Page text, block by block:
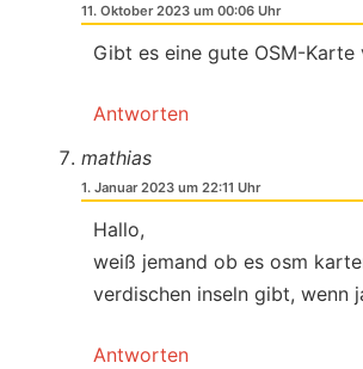
11. Oktober 2023 um 00:06 Uhr
Gibt es eine gute OSM-Karte
Antworten
mathias
1. Januar 2023 um 22:11 Uhr
Hallo,
weiß jemand ob es osm
verdischen inseln gibt, wenn
Antworten